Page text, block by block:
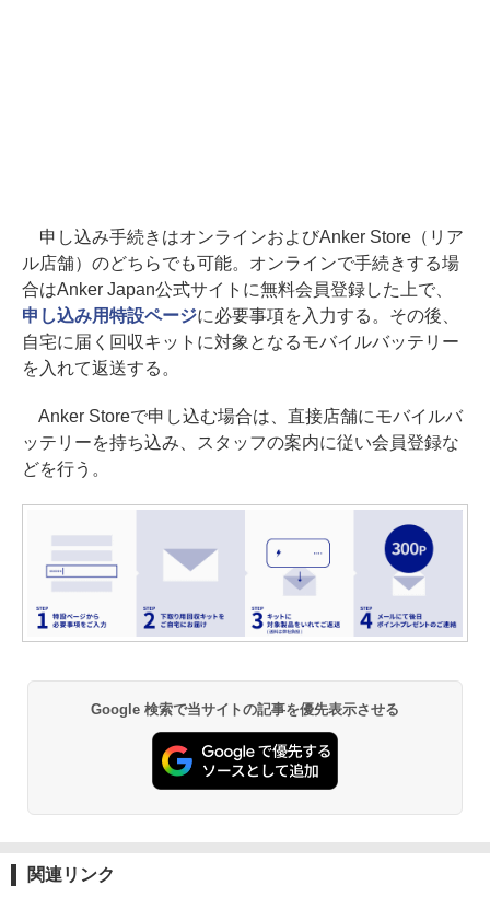
申し込み手続きはオンラインおよびAnker Store（リア
ル店舗）のどちらでも可能。オンラインで手続きする場
合はAnker Japan公式サイトに無料会員登録した上で、
申し込み用特設ページに必要事項を入力する。その後、
自宅に届く回収キットに対象となるモバイルバッテリー
を入れて返送する。
Anker Storeで申し込む場合は、直接店舗にモバイルバ
ッテリーを持ち込み、スタッフの案内に従い会員登録な
どを行う。
Google 検索で当サイトの記事を優先表示させる
関連リンク